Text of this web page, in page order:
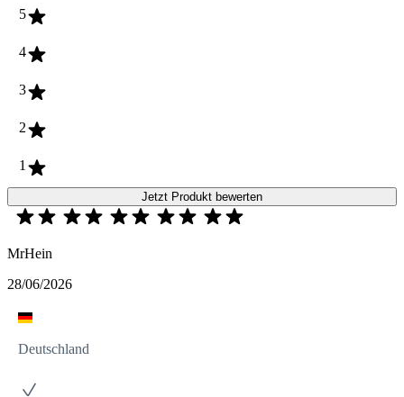
5
4
3
2
1
Jetzt Produkt bewerten
MrHein
28/06/2026
Deutschland